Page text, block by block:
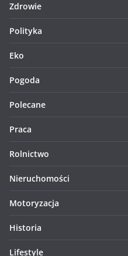
Zdrowie
Polityka
Eko
Pogoda
Polecane
Praca
Rolnictwo
Nieruchomości
Motoryzacja
Historia
Lifestyle